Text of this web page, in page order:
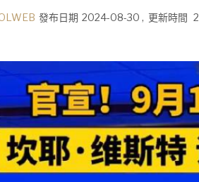
發布日期 2024-08-30 , 更新時間